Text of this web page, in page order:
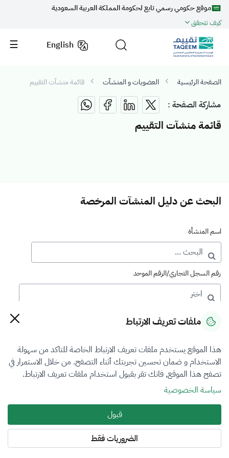
موقع حكومي رسمي تابع لحكومة المملكة العربية السعودية
كيف تتحقق
English
الصفحة الرئيسية العضويات و المنشآت قائمة منشآت التقييم
مشاركة الصفحة :
قائمة منشآت التقييم
البحث عن دليل المنشآت المرخصة
اسم المنشأة
رقم السجل التجاري/الرقم الموحد
رقم الترخيص
التصنيف
VFR2
فرع التقييم
ملفات تعريف الارتباط
هذا الموقع يستخدم ملفات تعريف الارتباط الخاصة للتاكد من سهولة
الاستخدام و ضمان تحسين تجربتك أثناء التصفح. من خلال الاستمرار في
تصفح هذا الموقع, فانك تقر بقبول استخدام ملفات تعريف الارتباط.
سياسة الخصوصية
قبول
الضروريات فقط